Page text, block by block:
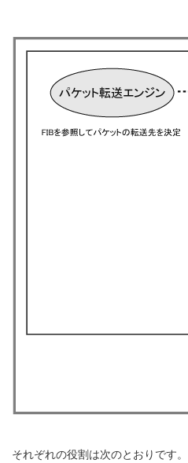
それぞれの役割は次のとおりです。